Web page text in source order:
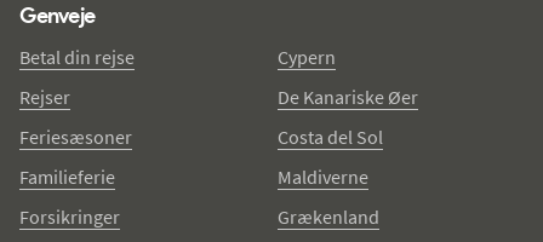
Genveje
Betal din rejse
Rejser
Feriesæsoner
Familieferie
Forsikringer
Cypern
De Kanariske Øer
Costa del Sol
Maldiverne
Grækenland